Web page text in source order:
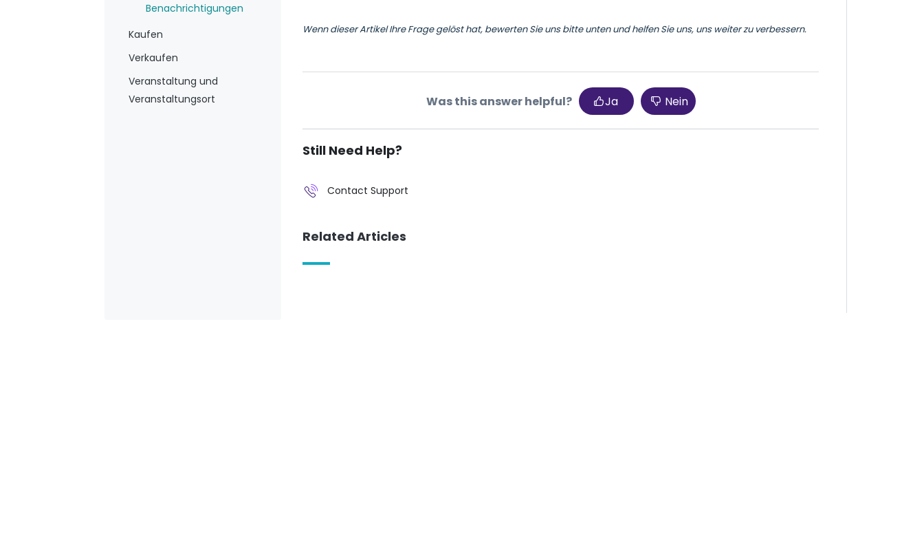
Benachrichtigungen
Kaufen
Verkaufen
Veranstaltung und
Veranstaltungsort
Wenn dieser Artikel Ihre Frage gelöst hat, bewerten Sie uns bitte unten und helfen Sie uns, uns weiter zu verbessern.
Was this answer helpful? Ja Nein
Still Need Help?
Contact Support
Related Articles